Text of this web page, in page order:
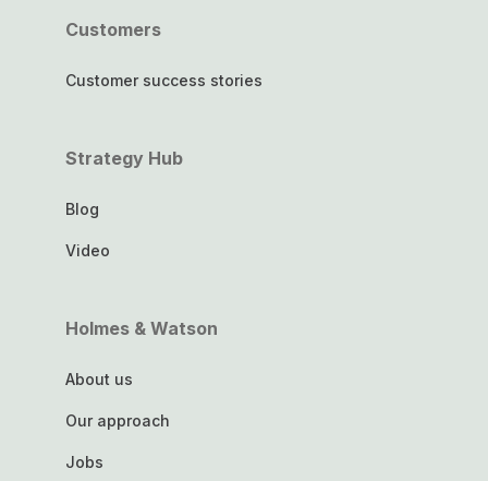
Customers
Customer success stories
Strategy Hub
Blog
Video
Holmes & Watson
About us
Our approach
Jobs